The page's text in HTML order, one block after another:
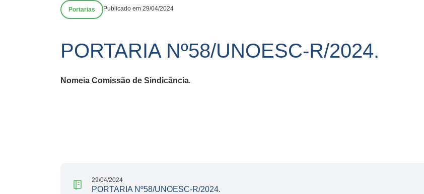
Portarias Publicado em 29/04/2024
PORTARIA Nº58/UNOESC-R/2024.
Nomeia Comissão de Sindicância.
29/04/2024
PORTARIA Nº58/UNOESC-R/2024.